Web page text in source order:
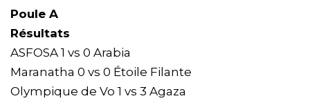
Poule A
Résultats
ASFOSA 1 vs 0 Arabia
Maranatha 0 vs 0 Étoile Filante
Olympique de Vo 1 vs 3 Agaza